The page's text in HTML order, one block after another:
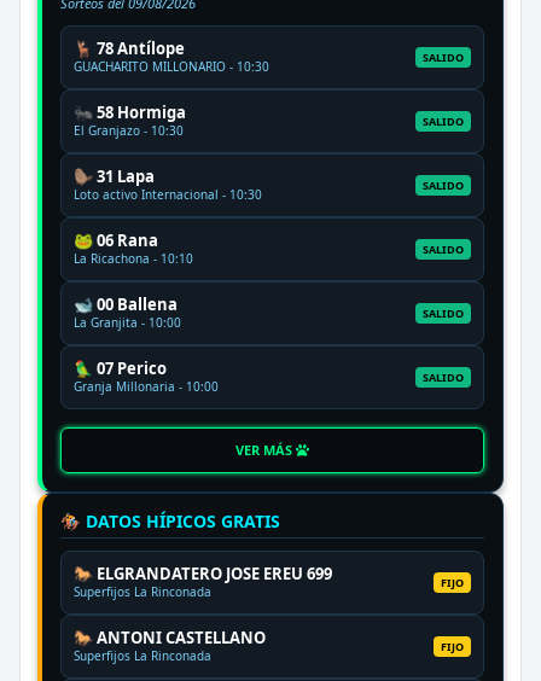
🦌 78 Antílope
GUACHARITO MILLONARIO - 10:30
SALIDO
🐜 58 Hormiga
El Granjazo - 10:30
SALIDO
🦫 31 Lapa
Loto activo Internacional - 10:30
SALIDO
🐸 06 Rana
La Ricachona - 10:10
SALIDO
🐋 00 Ballena
La Granjita - 10:00
SALIDO
🦜 07 Perico
Granja Millonaria - 10:00
SALIDO
VER MÁS
🏇 DATOS HÍPICOS GRATIS
🐎 ELGRANDATERO JOSE EREU 699
Superfijos La Rinconada
FIJO
🐎 ANTONI CASTELLANO
Superfijos La Rinconada
FIJO